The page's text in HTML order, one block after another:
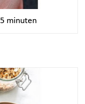
5 minuten